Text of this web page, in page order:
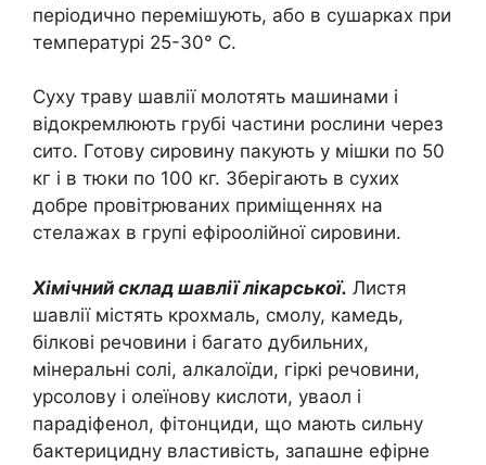
періодично перемішують, або в сушарках при
температурі 25-30° C.
Суху траву шавлії молотять машинами і
відокремлюють грубі частини рослини через
сито. Готову сировину пакують у мішки по 50
кг і в тюки по 100 кг. Зберігають в сухих
добре провітрюваних приміщеннях на
стелажах в групі ефіроолійної сировини.
Хімічний склад шавлії лікарської. Листя
шавлії містять крохмаль, смолу, камедь,
білкові речовини і багато дубильних,
мінеральні солі, алкалоїди, гіркі речовини,
урсолову і олеїнову кислоти, уваол і
парадіфенол, фітонциди, що мають сильну
бактерицидну властивість, запашне ефірне